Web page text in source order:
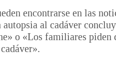
encontrarse en las
al cadáver
o «Los familiares piden